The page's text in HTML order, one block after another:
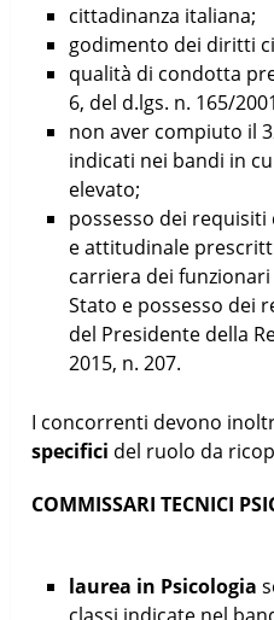
cittadinanza italiana;
godimento dei diritti
qualità di condotta
6, del d.lgs. n. 165/
non aver compiuto il
indicati nei bandi in
elevato;
possesso dei
e attitudinale
carriera dei
Stato e possesso dei
del Presidente della
2015, n. 207.
I concorrenti devono
specifici del ruolo da
COMMISSARI TECNICI
laurea in Psicologia